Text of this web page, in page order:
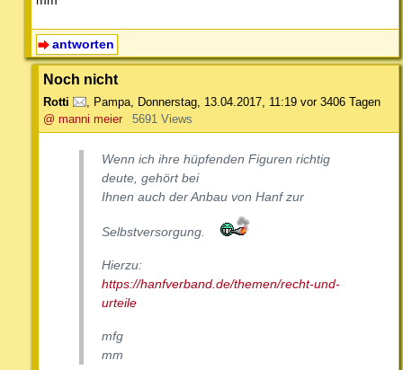
antworten
Noch nicht
Rotti , Pampa, Donnerstag, 13.04.2017, 11:19 vor 3406 Tagen
@ manni meier
5691 Views
Wenn ich ihre hüpfenden Figuren richtig
deute, gehört bei
Ihnen auch der Anbau von Hanf zur
Selbstversorgung.
Hierzu:
https://hanfverband.de/themen/recht-und-
urteile
mfg
mm